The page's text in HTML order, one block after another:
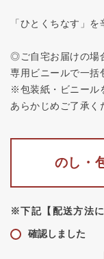
「ひとくちなす」
◎ご自宅お届けの場
専用ビニールで一括
※包装紙・ビニール
あらかじめご了承く
のし・
※下記【配送方法
確認しました